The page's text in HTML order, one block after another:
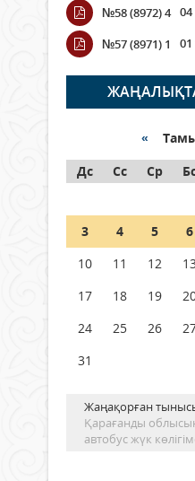
Wi-Fi ҚАБЫРҒА
ӨТЕДІ?
06 тамыз 2026 ж.
граждане
05 тамыз 2026 ж.
Шетелде жүрген
азаматтары
№58 (8972) 4
№57 (8971) 1
«
Дс
Сс Ср
3
4 5 6
10
11 12
17
18 19
24
25 26
31
Жаңақорған
Қарағанды
автобус жүк